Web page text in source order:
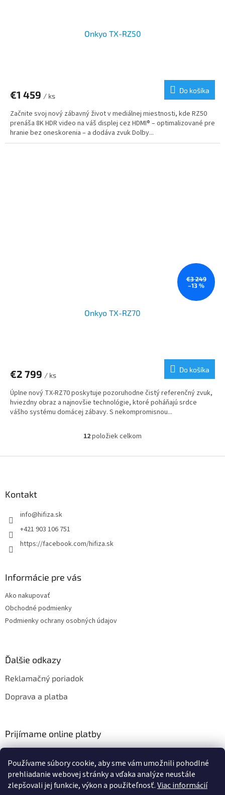
Používame súbory cookie, aby sme vám umožnili pohodlné
prehliadanie webovej stránky a vďaka analýze neustále
zlepšovali jej funkcie, výkon a použiteľnosť.Viac informácií
Onkyo TX-RZ50
€1 459 / ks
Do košíka
Začnite svoj nový zábavný život v mediálnej miestnosti, kde RZ50
prenáša 8K HDR video na váš displej cez HDMI® – optimalizované pre
hranie bez oneskorenia – a dodáva zvuk Dolby...
€3 249
–13 %
Onkyo TX-RZ70
€2 799 / ks
Do košíka
Úplne nový TX-RZ70 poskytuje pozoruhodne čistý referenčný zvuk,
hviezdny obraz a najnovšie technológie, ktoré poháňajú srdce
vášho systému domácej zábavy. S nekompromisnou...
O
l
v
u
12položiek celkom
Kontakt
info@hifiza.sk
+421 903 106 751
https://facebook.com/hifiza.sk
Informácie pre vás
Ako nakupovať
Obchodné podmienky
Podmienky ochrany osobných údajov
Ďalšie odkazy
Reklamačný poriadok
Doprava a platba
Prijímame online platby